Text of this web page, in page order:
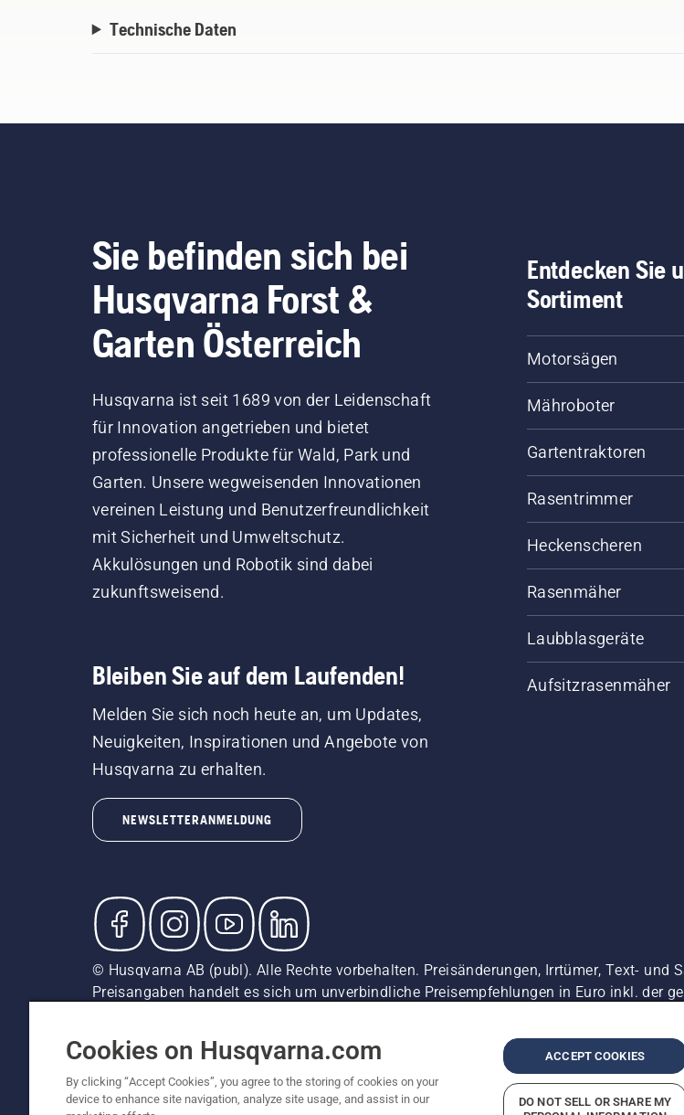
Technische Daten
Sie befinden sich bei
Husqvarna Forst &
Garten Österreich
Husqvarna ist seit 1689 von der Leidenschaft
für Innovation angetrieben und bietet
professionelle Produkte für Wald, Park und
Garten. Unsere wegweisenden Innovationen
vereinen Leistung und Benutzerfreundlichkeit
mit Sicherheit und Umweltschutz.
Akkulösungen und Robotik sind dabei
zukunftsweisend.
Bleiben Sie auf dem Laufenden!
Melden Sie sich noch heute an, um Updates,
Neuigkeiten, Inspirationen und Angebote von
Husqvarna zu erhalten.
NEWSLETTERANMELDUNG
Entdecken Sie
Sortiment
Motorsägen
Mähroboter
Gartentraktoren
Rasentrimmer
Heckenscheren
Rasenmäher
Laubblasgeräte
Aufsitzrasenmäher
© Husqvarna AB (publ). Alle Rechte vorbehalten. Preisänderungen, Irrtümer, Text- und
Preisangaben handelt es sich um unverbindliche Preisempfehlungen in Euro inkl. der
unverbindliche Preisempfehlungen (inkl. MwSt), es sei denn sie sind für den direkten
Cookie-Richtlinie Nutzungsbedingungen Datenschutzerklärung Impressum Vermutete
Cookies on Husqvarna.com
By clicking “Accept Cookies”, you agree to the storing of cookies on your
device to enhance site navigation, analyze site usage, and assist in our
ACCEPT COOKIES
DO NOT SELL OR SHARE MY